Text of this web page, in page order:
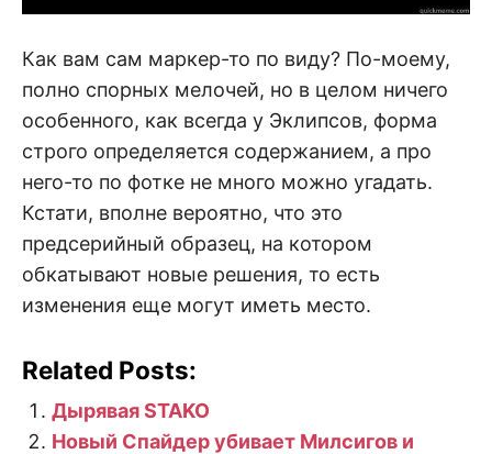
Как вам сам маркер-то по виду? По-моему,
полно спорных мелочей, но в целом ничего
особенного, как всегда у Эклипсов, форма
строго определяется содержанием, а про
него-то по фотке не много можно угадать.
Кстати, вполне вероятно, что это
предсерийный образец, на котором
обкатывают новые решения, то есть
изменения еще могут иметь место.
Related Posts:
Дырявая STAKO
Новый Спайдер убивает Милсигов и